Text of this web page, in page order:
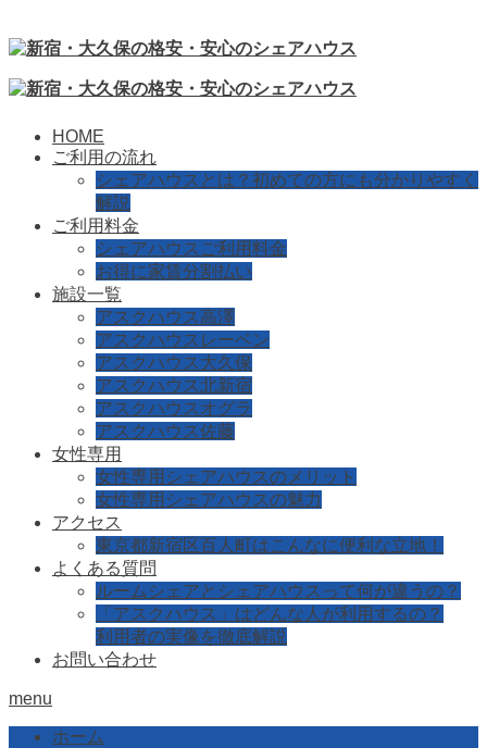
HOME
ご利用の流れ
シェアハウスとは？初めての方にも分かりやすく
解説
ご利用料金
シェアハウスご利用料金
お得に家賃分割払い
施設一覧
アスクハウス高澤
アスクハウスレーベン
アスクハウス大久保
アスクハウス北新宿
アスクハウスオグラ
アスクハウス佐藤
女性専用
女性専用シェアハウスのメリット
女性専用シェアハウスの魅力
アクセス
東京都新宿区百人町はこんなに便利な立地！
よくある質問
ルームシェアとシェアハウスって何が違うの？
「アスクハウス」はどんな人が利用するの？
利用者の実像を徹底解説
お問い合わせ
menu
ホーム